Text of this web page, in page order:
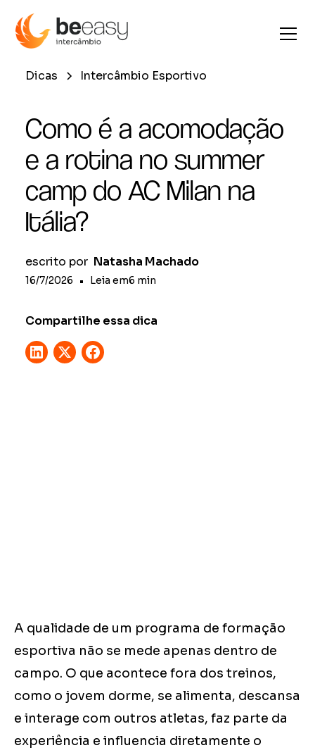
Dicas Intercâmbio Esportivo
Como é a acomodação
e a rotina no summer
camp do AC Milan na
Itália?
escrito por Natasha Machado
16/7/2026 • Leia em6 min
Compartilhe essa dica
A qualidade de um programa de formação
esportiva não se mede apenas dentro de
campo. O que acontece fora dos treinos,
como o jovem dorme, se alimenta, descansa
e interage com outros atletas, faz parte da
experiência e influencia diretamente o